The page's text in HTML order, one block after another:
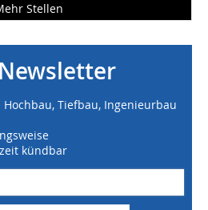
Stellen
Tiefbau, Ingenieurbau
kündbar